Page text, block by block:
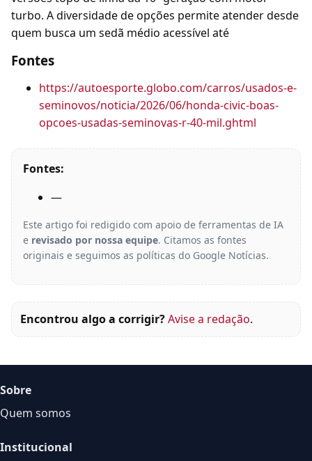
turbo. A diversidade de opções permite atender desde
quem busca um sedã médio acessível até
Fontes
https://autoesporte.globo.com/carros/usados-e-
seminovos/noticia/2026/06/honda-civic-boas-
opcoes-usadas-seminovas-r-40-mil.ghtml
Fontes:
—
Este artigo foi redigido com apoio de ferramentas de IA
e revisado por nossa equipe. Citamos as fontes
originais e seguimos as políticas do Google Notícias.
Encontrou algo a corrigir?Avise a redação.
Sobre
Quem somos
Institucional